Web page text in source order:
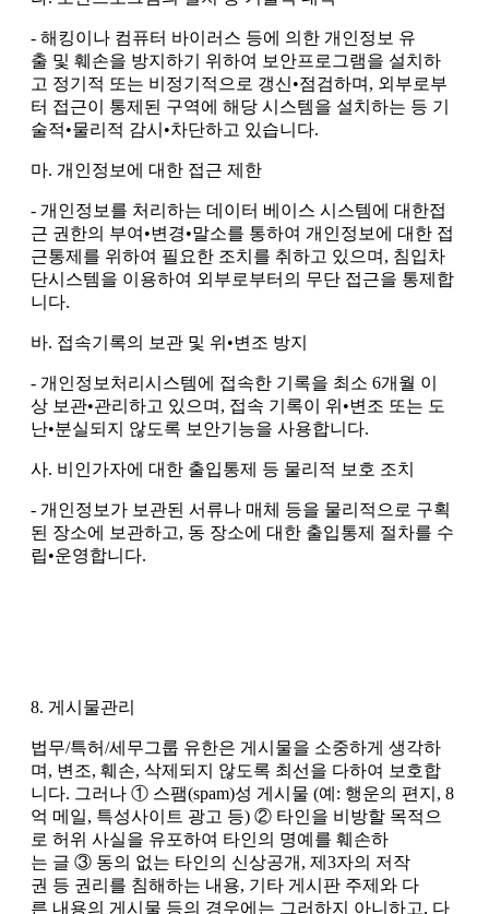
- 해킹이나 컴퓨터 바이러스 등에 의한 개인정보 유
출 및 훼손을 방지하기 위하여 보안프로그램을 설치하
고 정기적 또는 비정기적으로 갱신•점검하며, 외부로부
터 접근이 통제된 구역에 해당 시스템을 설치하는 등 기
술적•물리적 감시•차단하고 있습니다.
마. 개인정보에 대한 접근 제한
- 개인정보를 처리하는 데이터 베이스 시스템에 대한접
근 권한의 부여•변경•말소를 통하여 개인정보에 대한 접
근통제를 위하여 필요한 조치를 취하고 있으며, 침입차
단시스템을 이용하여 외부로부터의 무단 접근을 통제합
니다.
바. 접속기록의 보관 및 위•변조 방지
- 개인정보처리시스템에 접속한 기록을 최소 6개월 이
상 보관•관리하고 있으며, 접속 기록이 위•변조 또는 도
난•분실되지 않도록 보안기능을 사용합니다.
사. 비인가자에 대한 출입통제 등 물리적 보호 조치
- 개인정보가 보관된 서류나 매체 등을 물리적으로 구획
된 장소에 보관하고, 동 장소에 대한 출입통제 절차를 수
립•운영합니다.
8. 게시물관리
법무/특허/세무그룹 유한은 게시물을 소중하게 생각하
며, 변조, 훼손, 삭제되지 않도록 최선을 다하여 보호합
니다. 그러나 ① 스팸(spam)성 게시물 (예: 행운의 편지, 8
억 메일, 특성사이트 광고 등) ② 타인을 비방할 목적으
로 허위 사실을 유포하여 타인의 명예를 훼손하
는 글 ③ 동의 없는 타인의 신상공개, 제3자의 저작
권 등 권리를 침해하는 내용, 기타 게시판 주제와 다
른 내용의 게시물 등의 경우에는 그러하지 아니하고, 다